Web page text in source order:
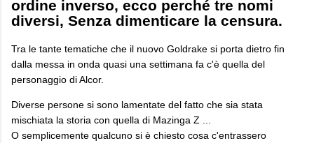
ordine inverso, ecco perché tre nomi
diversi, Senza dimenticare la censura.
Tra le tante tematiche che il nuovo Goldrake si porta dietro fin
dalla messa in onda quasi una settimana fa c'è quella del
personaggio di Alcor.
Diverse persone si sono lamentate del fatto che sia stata
mischiata la storia con quella di Mazinga Z ...
O semplicemente qualcuno si è chiesto cosa c'entrassero